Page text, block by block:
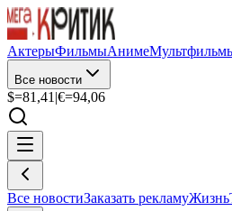
АктерыФильмыАниме
Все новости
$=81,41 |€=94,06
Все новостиЗаказать рекламуЖизнь